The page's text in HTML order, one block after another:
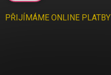
PŘIJÍMÁME ONLINE PLATBY